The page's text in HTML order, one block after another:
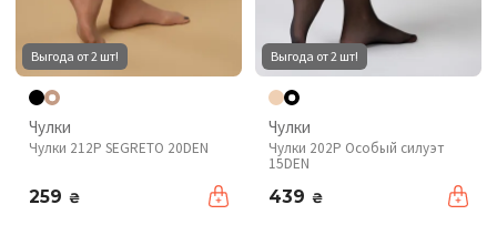
Выгода от 2 шт!
Чулки
Чулки 212P SEGRETO 20DEN
259 ₴
Выгода от 2 шт!
Чулки
Чулки 202P Особый силуэт
15DEN
439 ₴